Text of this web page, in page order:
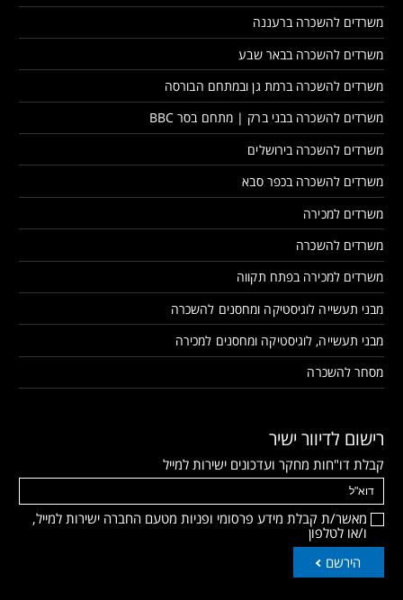
משרדים להשכרה ברעננה
משרדים להשכרה בבאר שבע
משרדים להשכרה ברמת גן ובמתחם הבורסה
משרדים להשכרה בבני ברק | מתחם בסר BBC
משרדים להשכרה בירושלים
משרדים להשכרה בכפר סבא
משרדים למכירה
משרדים להשכרה
משרדים למכירה בפתח תקווה
מבני תעשייה לוגיסטיקה ומחסנים להשכרה
מבני תעשייה, לוגיסטיקה ומחסנים למכירה
מסחר להשכרה
רישום לדיוור ישיר
קבלת דו"חות מחקר ועדכונים ישירות למייל
מאשר/ת קבלת מידע פרסומי ופניות מטעם החברה ישירות למייל,
ו/או לטלפון
הירשם